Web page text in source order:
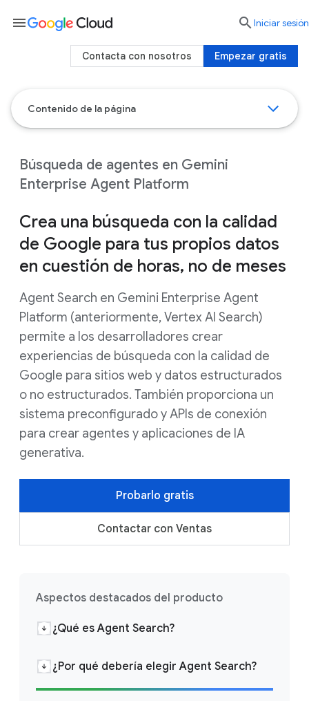
Contenido de la página
Búsqueda de agentes en Gemini
Enterprise Agent Platform
Crea una búsqueda con la calidad
de Google para tus propios datos
en cuestión de horas, no de meses
Agent Search en Gemini Enterprise Agent
Platform (anteriormente, Vertex AI Search)
permite a los desarrolladores crear
experiencias de búsqueda con la calidad de
Google para sitios web y datos estructurados
o no estructurados. También proporciona un
sistema preconfigurado y APIs de conexión
para crear agentes y aplicaciones de IA
generativa.
Probarlo gratis
Contactar con Ventas
Aspectos destacados del producto
¿Qué es Agent Search?
¿Por qué debería elegir Agent Search?
menu  Iniciar sesión
Empezar gratis
Contacta con nosotros